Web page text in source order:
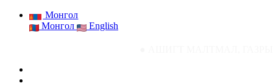
Монгол
Монгол
English